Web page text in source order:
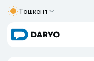
Тошкент